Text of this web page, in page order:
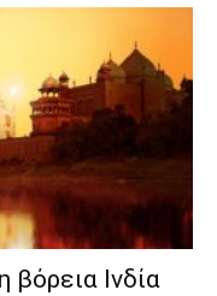
βόρεια Ινδία